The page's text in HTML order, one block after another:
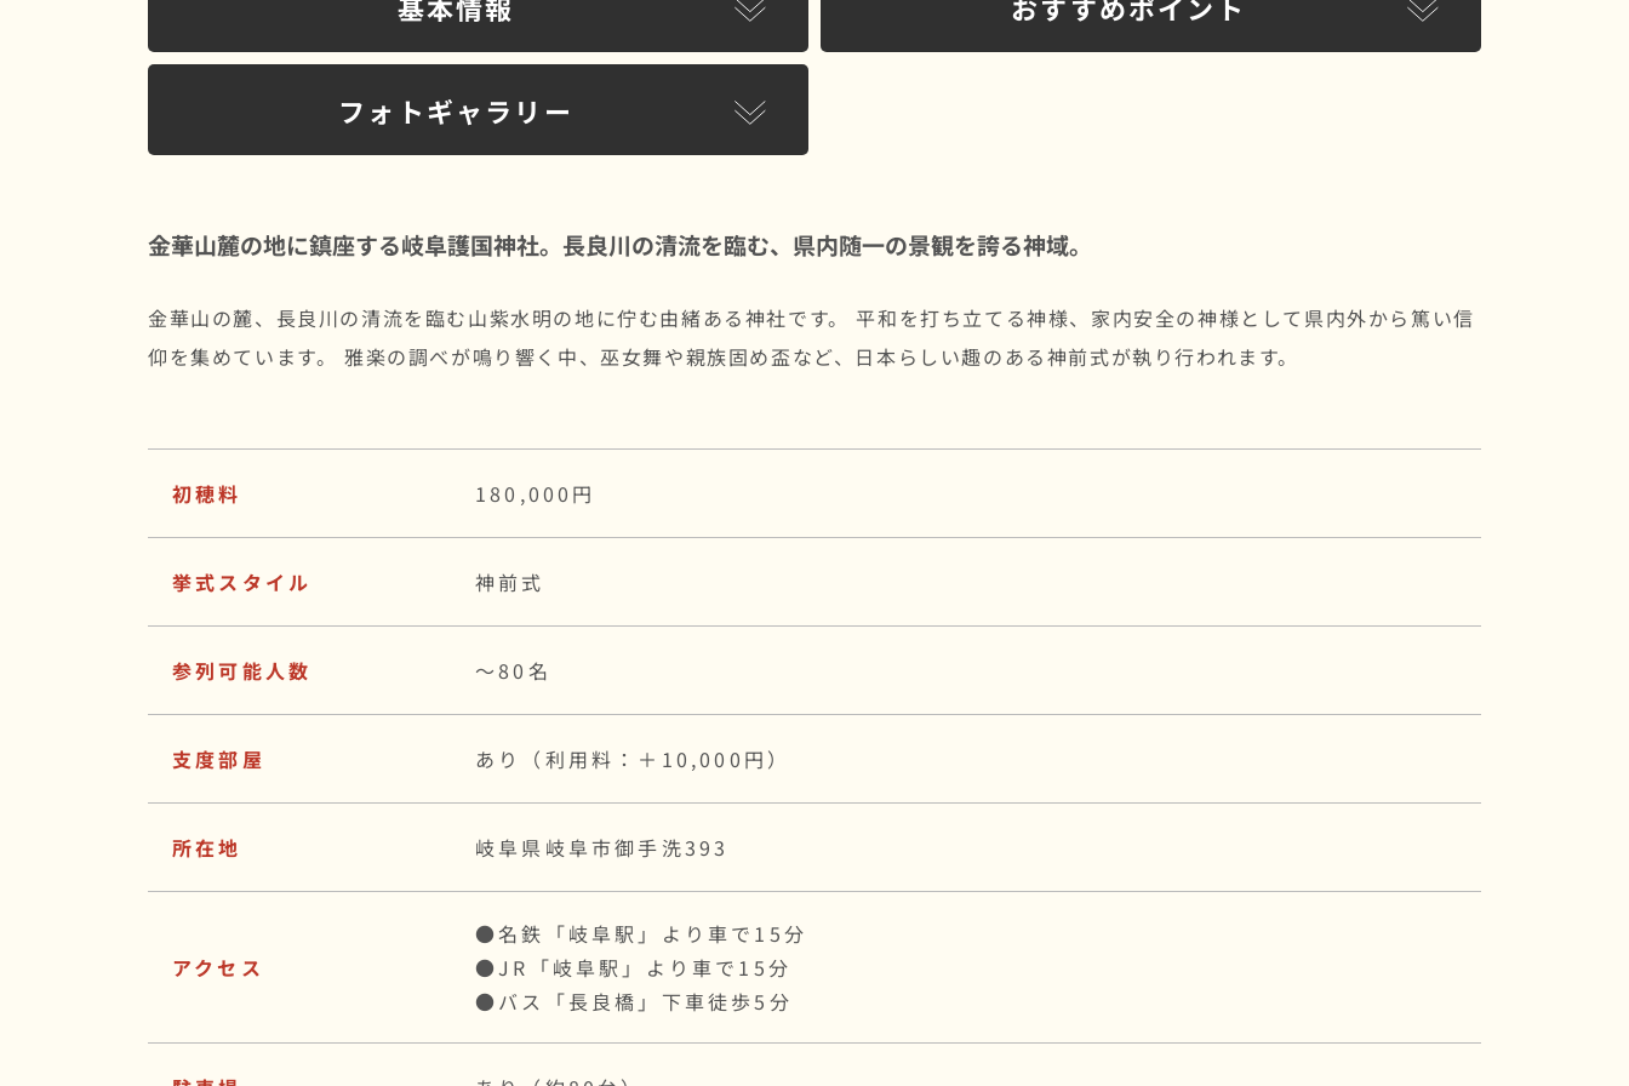
フォトギャラリー
金華山麓の地に鎮座する岐阜護国神社。長良川の清流を臨む、県内随一の景観を誇る神域。
金華山の麓、長良川の清流を臨む山紫水明の地に佇む由緒ある神社です。 平和を打ち立てる神様、家内安全の神様として県内外から篤い信
仰を集めています。 雅楽の調べが鳴り響く中、巫女舞や親族固め盃など、日本らしい趣のある神前式が執り行われます。
初穂料 180,000円
挙式スタイル 神前式
参列可能人数 〜80名
支度部屋 あり（利用料：＋10,000円）
所在地 岐阜県岐阜市御手洗393
アクセス
●名鉄「岐阜駅」より車で15分
●JR「岐阜駅」より車で15分
●バス「長良橋」下車徒歩5分